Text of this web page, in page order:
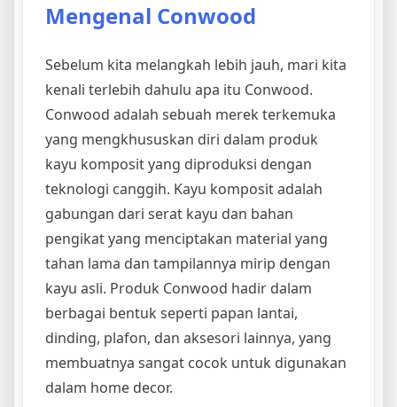
Mengenal Conwood
Sebelum kita melangkah lebih jauh, mari kita
kenali terlebih dahulu apa itu Conwood.
Conwood adalah sebuah merek terkemuka
yang mengkhususkan diri dalam produk
kayu komposit yang diproduksi dengan
teknologi canggih. Kayu komposit adalah
gabungan dari serat kayu dan bahan
pengikat yang menciptakan material yang
tahan lama dan tampilannya mirip dengan
kayu asli. Produk Conwood hadir dalam
berbagai bentuk seperti papan lantai,
dinding, plafon, dan aksesori lainnya, yang
membuatnya sangat cocok untuk digunakan
dalam home decor.